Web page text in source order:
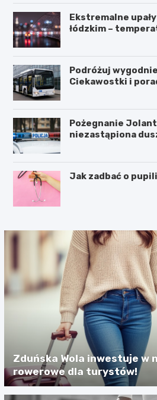
Ekstremalne
łódzkim –
Podróżuj wygodnie
Ciekawostki i
Pożegnanie
niezastąpiona
Jak zadbać o
Zduńska Wola inwestuje w
rowerowe dla turystów!